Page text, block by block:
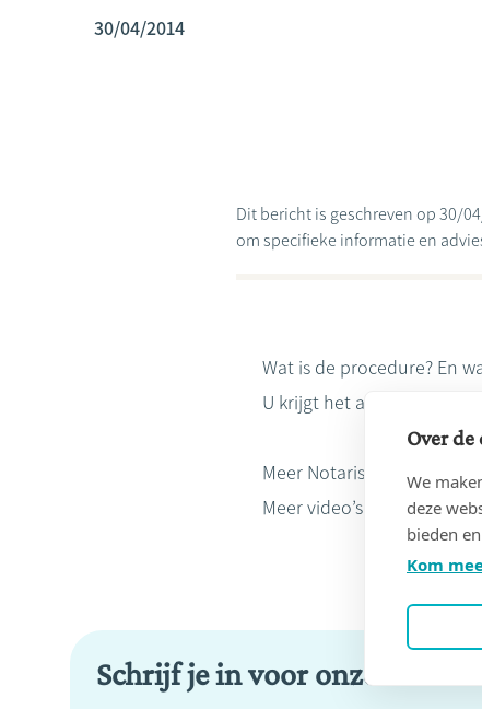
30/04/2014
Dit bericht is geschreven op 30/
om specifieke informatie en
Wat is de procedure? En
U krijgt het antwoord in
Meer Notaristips:
http://
Meer video’s:
http://
Schrijf je in voor onze
Over de
We
deze
bieden
Kom